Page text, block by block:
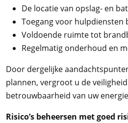
De locatie van opslag- en
Toegang voor hulpdiensten
Voldoende ruimte tot
Regelmatig onderhoud en
Door dergelijke
plannen, vergroot u de
betrouwbaarheid van uw
Risico’s beheersen met goed